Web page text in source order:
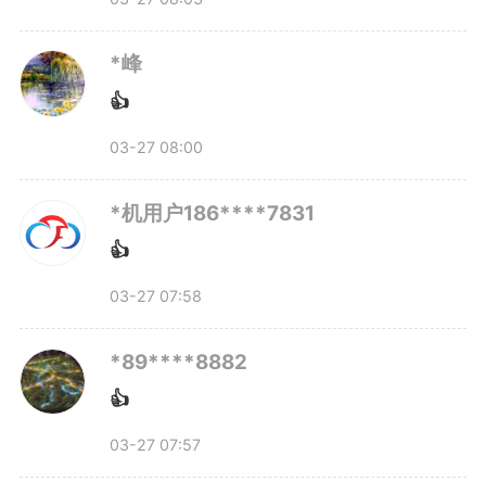
1886
版权声明：未经许可禁止以任何形式转载
*峰
👍
03-27 08:00
*机用户186****7831
👍
03-27 07:58
*89****8882
👍
03-27 07:57